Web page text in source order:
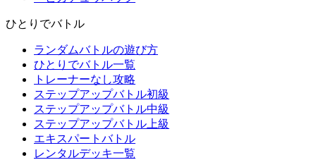
ひとりでバトル
ランダムバトルの遊び方
ひとりでバトル一覧
トレーナーなし攻略
ステップアップバトル初級
ステップアップバトル中級
ステップアップバトル上級
エキスパートバトル
レンタルデッキ一覧